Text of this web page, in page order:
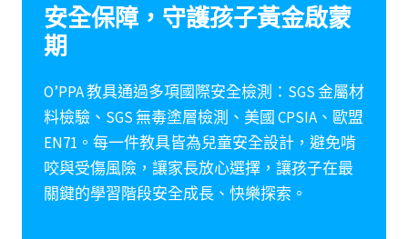
安全保障，守護孩子黃金啟蒙
期
O’PPA 教具通過多項國際安全檢測：SGS 金屬材
料檢驗、SGS 無毒塗層檢測、美國 CPSIA、歐盟
EN71。每一件教具皆為兒童安全設計，避免啃
咬與受傷風險，讓家長放心選擇，讓孩子在最
關鍵的學習階段安全成長、快樂探索。